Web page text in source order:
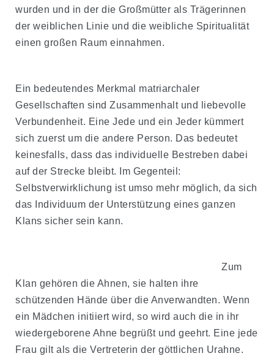
wurden und in der die Großmütter als Trägerinnen
der weiblichen Linie und die weibliche Spiritualität
einen großen Raum einnahmen.
Ein bedeutendes Merkmal matriarchaler
Gesellschaften sind Zusammenhalt und liebevolle
Verbundenheit. Eine Jede und ein Jeder kümmert
sich zuerst um die andere Person. Das bedeutet
keinesfalls, dass das individuelle Bestreben dabei
auf der Strecke bleibt. Im Gegenteil:
Selbstverwirklichung ist umso mehr möglich, da sich
das Individuum der Unterstützung eines ganzen
Klans sicher sein kann.
Zum
Klan gehören die Ahnen, sie halten ihre
schützenden Hände über die Anverwandten. Wenn
ein Mädchen initiiert wird, so wird auch die in ihr
wiedergeborene Ahne begrüßt und geehrt. Eine jede
Frau gilt als die Vertreterin der göttlichen Urahne.